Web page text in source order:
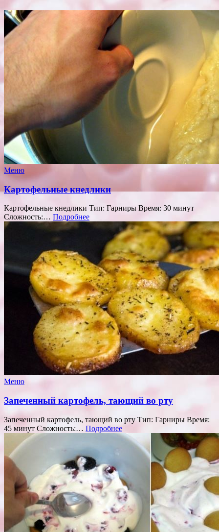
Меню
Картофельные кнедлики
Картофельные кнедлики Тип: Гарниры Время: 30 минут
Сложность:… Подробнее
Меню
Запеченный картофель, тающий во рту
Запеченный картофель, тающий во рту Тип: Гарниры Время:
45 минут Сложность:… Подробнее